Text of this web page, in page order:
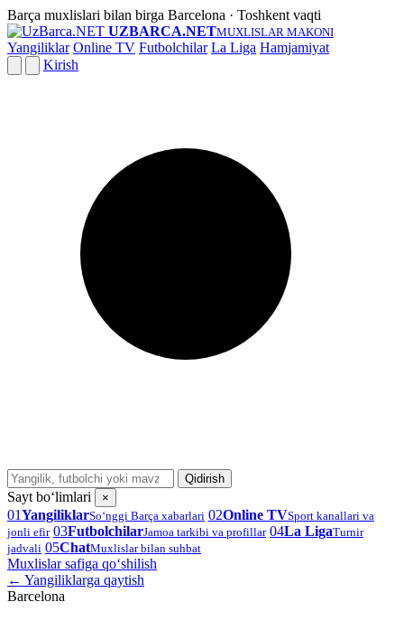
Barça muxlislari bilan birga Barcelona · Toshkent vaqti
UZBARCA.NETMUXLISLAR MAKONI
Yangiliklar Online TV Futbolchilar La Liga Hamjamiyat
Kirish
Qidirish
Sayt bo‘limlari ×
01YangiliklarSo‘nggi Barça xabarlari 02Online TVSport kanallari va
jonli efir 03FutbolchilarJamoa tarkibi va profillar 04La LigaTurnir
jadvali 05ChatMuxlislar bilan suhbat
Muxlislar safiga qo‘shilish
← Yangiliklarga qaytish
Barcelona